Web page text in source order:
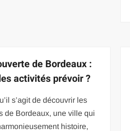
de Bordeaux :
activités prévoir ?
s’agit de découvrir les
de Bordeaux, une ville qui
histoire,